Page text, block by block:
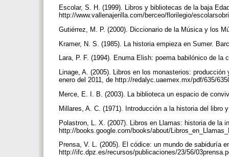
Escolar, S. H. (1999). Libros y bibliotecas de la baja
http://www.vallenajerilla.com/berceo/florilegio/
Gutiérrez, M. P. (2000). Diccionario de la Música y los
Kramer, N. S. (1985). La historia empieza en Sumer.
Lara, P. F. (1994). Enuma Elish: poema babilónico de la
Linage, A. (2005). Libros en los monasterios:
enero del 2011, de http://redalyc.uaemex.mx/pdf/635/
Merce, E. I. B. (2003). La biblioteca un espacio de
Millares, A. C. (1971). Introducción a la historia del
Polastron, L. X. (2007). Libros en Llamas: historia de la
http://books.google.com/books/about/
Prensa, V. L. (2005). El códice: un mundo de sabiduría
http://ifc.dpz.es/recursos/publicaciones/23/56/